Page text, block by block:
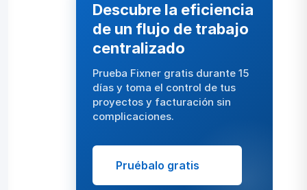
Descubre la eficiencia
de un flujo de trabajo
centralizado
Prueba Fixner gratis durante 15
días y toma el control de tus
proyectos y facturación sin
complicaciones.
Pruébalo gratis